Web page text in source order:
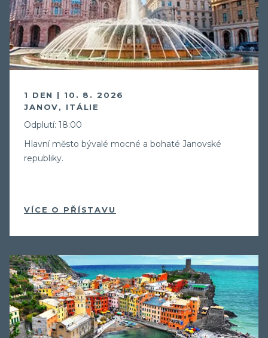
1 DEN | 10. 8. 2026
JANOV, ITÁLIE
Odplutí: 18:00
Hlavní město bývalé mocné a bohaté Janovské
republiky.
VÍCE O PŘÍSTAVU